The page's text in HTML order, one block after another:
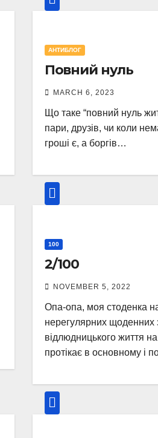
АНТИБЛОГ
Повний нуль
MARCH 6, 2023
Що таке “повний нуль
пари, друзів, чи коли
гроші є, а боргів…
100
2/100
NOVEMBER 5, 2022
Опа-опа, моя стоденка
нерегулярних щоденних
відлюдницького життя
протікає в основному і